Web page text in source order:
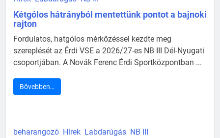
Kétgólos hátrányból mentettünk pontot a bajnoki
rajton
Fordulatos, hatgólos mérkőzéssel kezdte meg
szereplését az Érdi VSE a 2026/27-es NB III Dél-Nyugati
csoportjában. A Novák Ferenc Érdi Sportközpontban ...
Bővebben…
beharangozó Hírek Labdarúgás NB III